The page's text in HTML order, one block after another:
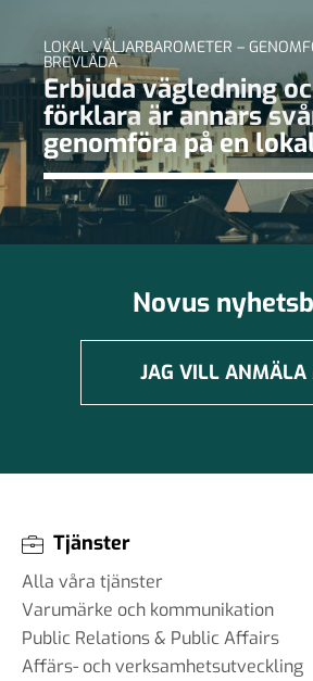
LOKAL VÄLJARBAROMETER –
BREVLÅDA
Erbjuda vägledning
förklara är annars
genomföra på en
Novus
JAG VILL ANMÄLA
Tjänster
Alla våra tjänster
Varumärke och kommunikation
Public Relations & Public Affairs
Affärs- och verksamhetsutveckling